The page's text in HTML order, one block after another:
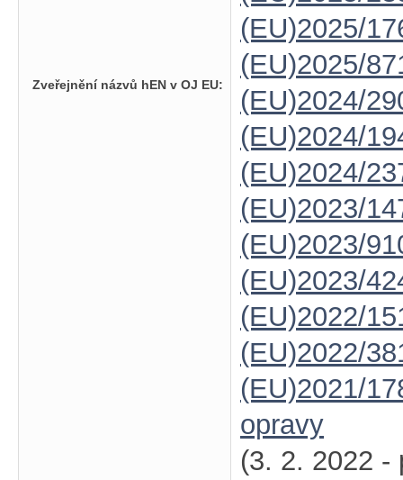
Zveřejnění názvů hEN v OJ EU:
(EU)2025/
(EU)2025/
(EU)2024/
(EU)2024/
(EU)2024/
(EU)2023/
(EU)2023/
(EU)2023/
(EU)2022/
(EU)2022/
(EU)2021/
opravy
(3. 2. 2022 -